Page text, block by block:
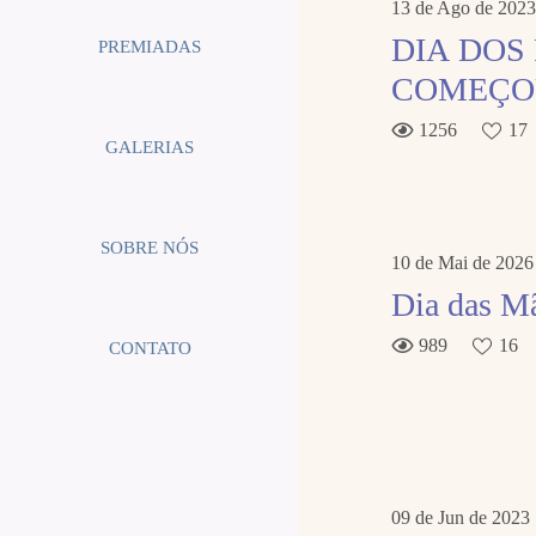
PREMIADAS
GALERIAS
SOBRE NÓS
CONTATO
13 de Ago de 2023
DIA DOS
1256 17
10 de Mai de 2026
Dia das
989 16
09 de Jun de 2023